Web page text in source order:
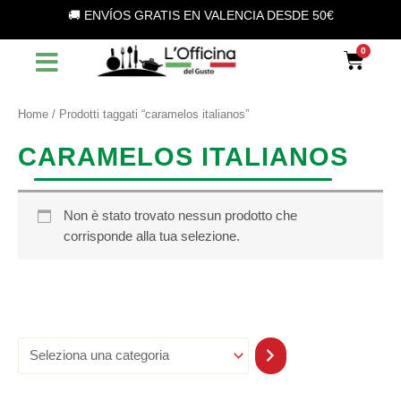
contenuto
🚚 ENVÍOS GRATIS EN VALENCIA DESDE 50€
l
o
u
a
Home / Prodotti taggati “caramelos italianos”
CARAMELOS ITALIANOS
Non è stato trovato nessun prodotto che
corrisponde alla tua selezione.